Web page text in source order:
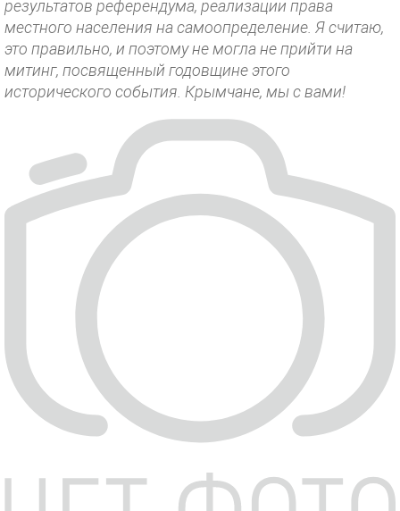
результатов референдума, реализации права
местного населения на самоопределение. Я считаю,
это правильно, и поэтому не могла не прийти на
митинг, посвященный годовщине этого
исторического события. Крымчане, мы с вами!